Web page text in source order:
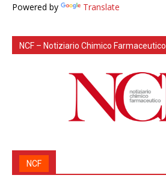
Powered by Translate
NCF – Notiziario Chimico Farmaceutico
NCF